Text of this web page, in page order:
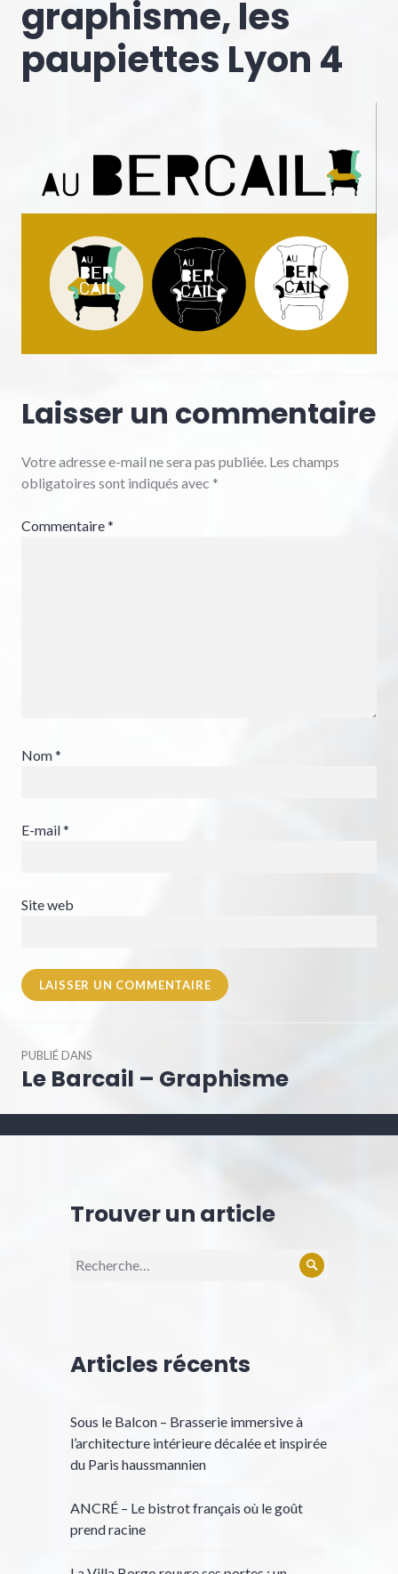
graphisme, les
paupiettes Lyon 4
Laisser un commentaire
Votre adresse e-mail ne sera pas publiée. Les champs
obligatoires sont indiqués avec *
Commentaire*
Nom*
E-mail*
Site web
dePUBLIÉ DANS
Le Barcail – Graphisme
Trouver un article
Recherche
Rechercher
Articles récents
Sous le Balcon – Brasserie immersive à
l’architecture intérieure décalée et inspirée
du Paris haussmannien
ANCRÉ – Le bistrot français où le goût
prend racine